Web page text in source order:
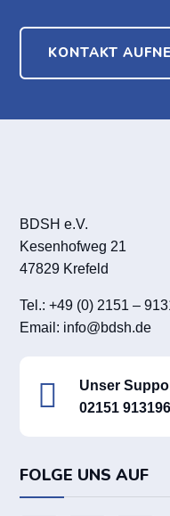
KONTAKT
BDSH e.V.
Kesenhofweg 21
47829 Krefeld
Tel.: +49 (0) 2151 –
Email: info@bdsh.de

Unser
02151
FOLGE UNS AUF